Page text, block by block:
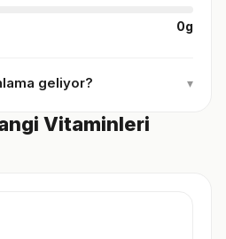
0g
geliyor? ▾
Vitaminleri